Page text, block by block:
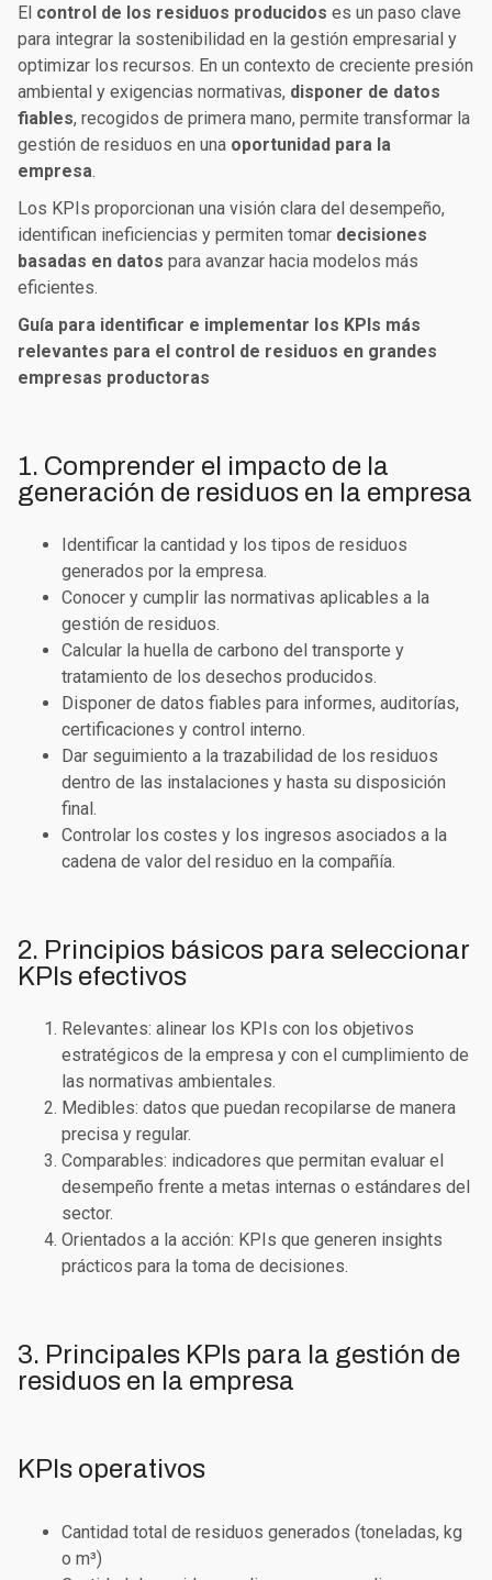
El control de los residuos producidos es un paso clave
para integrar la sostenibilidad en la gestión empresarial y
optimizar los recursos. En un contexto de creciente presión
ambiental y exigencias normativas, disponer de datos
fiables, recogidos de primera mano, permite transformar la
gestión de residuos en una oportunidad para la
empresa.
Los KPIs proporcionan una visión clara del desempeño,
identifican ineficiencias y permiten tomar decisiones
basadas en datos para avanzar hacia modelos más
eficientes.
Guía para identificar e implementar los KPIs más
relevantes para el control de residuos en grandes
empresas productoras
1. Comprender el impacto de la
generación de residuos en la empresa
Identificar la cantidad y los tipos de residuos
generados por la empresa.
Conocer y cumplir las normativas aplicables a la
gestión de residuos.
Calcular la huella de carbono del transporte y
tratamiento de los desechos producidos.
Disponer de datos fiables para informes, auditorías,
certificaciones y control interno.
Dar seguimiento a la trazabilidad de los residuos
dentro de las instalaciones y hasta su disposición
final.
Controlar los costes y los ingresos asociados a la
cadena de valor del residuo en la compañía.
2. Principios básicos para seleccionar
KPIs efectivos
Relevantes: alinear los KPIs con los objetivos
estratégicos de la empresa y con el cumplimiento de
las normativas ambientales.
Medibles: datos que puedan recopilarse de manera
precisa y regular.
Comparables: indicadores que permitan evaluar el
desempeño frente a metas internas o estándares del
sector.
Orientados a la acción: KPIs que generen insights
prácticos para la toma de decisiones.
3. Principales KPIs para la gestión de
residuos en la empresa
KPIs operativos
Cantidad total de residuos generados (toneladas, kg
o m³)